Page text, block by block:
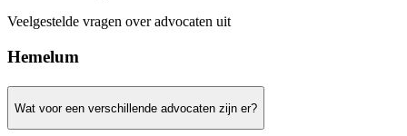
Veelgestelde vragen over advocaten uit
Hemelum
Wat voor een verschillende advocaten zijn er?